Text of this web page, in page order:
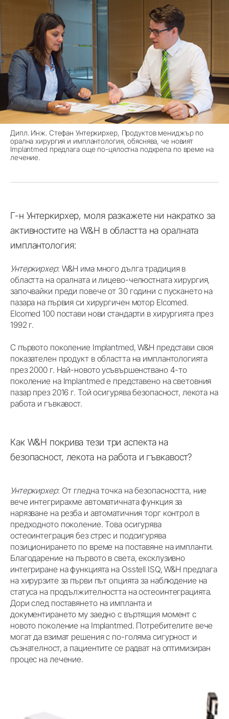
Дипл. Инж. Стефан Унтеркирхер, Продуктов мениджър по
орална хирургия и имплантология, обяснява, че новият
Implantmed предлага още по-цялостна подкрепа по време на
лечение.
Г-н Унтеркирхер, моля разкажете ни накратко за
активностите на W&H в областта на оралната
имплантология:
Унтеркирхер: W&H има много дълга традиция в
областта на оралната и лицево-челюстната хирургия,
започвайки преди повече от 30 години с пускането на
пазара на първия си хирургичен мотор Elcomed.
Elcomed 100 постави нови стандарти в хирургията през
1992 г.
С първото поколение Implantmed, W&H представи своя
показателен продукт в областта на имплантологията
през 2000 г. Най-новото усъвършенствано 4-то
поколение на Implantmed е представено на световния
пазар през 2016 г. Той осигурява безопасност, лекота на
работа и гъвкавост.
Как W&H покрива тези три аспекта на
безопасност, лекота на работа и гъвкавост?
Унтеркирхер: От гледна точка на безопасността, ние
вече интегрирахме автоматичната функция за
нарязване на резба и автоматичния торг контрол в
предходното поколение. Това осигурява
остеоинтеграция без стрес и подсигурява
позиционирането по време на поставяне на импланти.
Благодарение на първото в света, ексклузивно
интегриране на функцията на Osstell ISQ, W&H предлага
на хирурзите за първи път опцията за наблюдение на
статуса на продължителността на остеоинтеграцията.
Дори след поставянето на импланта и
документирането му заедно с въртящия момент с
новото поколение на Implantmed. Потребителите вече
могат да взимат решения с по-голяма сигурност и
съзнателност, а пациентите се радват на оптимизиран
процес на лечение.